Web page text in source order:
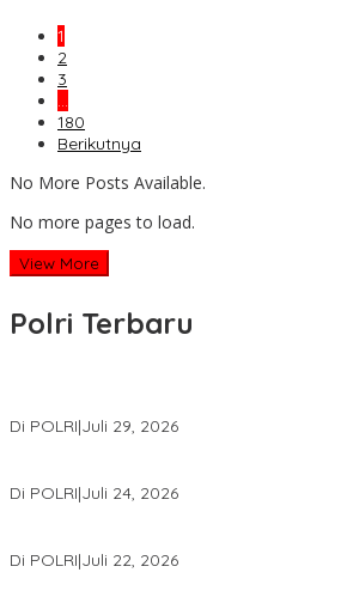
1
2
3
…
180
Berikutnya
No More Posts Available.
No more pages to load.
View More
Polri Terbaru
Di POLRI|Juli 29, 2026
Di POLRI|Juli 24, 2026
Di POLRI|Juli 22, 2026